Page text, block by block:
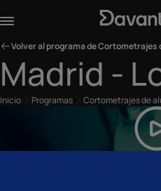
Volver al programa de Cortometrajes
Madrid -
Inicio Programas Cortometrajes de